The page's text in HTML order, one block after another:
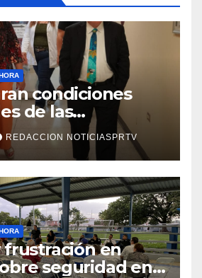
condiciones
de las
el Departamento
en Mayagüez
REDACCION NOTICIASPRTV
frustración en
seguridad en